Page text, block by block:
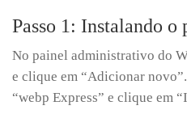
Passo 1: Instalando o
No painel administrativo do
e clique em “Adicionar
“webp Express” e clique em